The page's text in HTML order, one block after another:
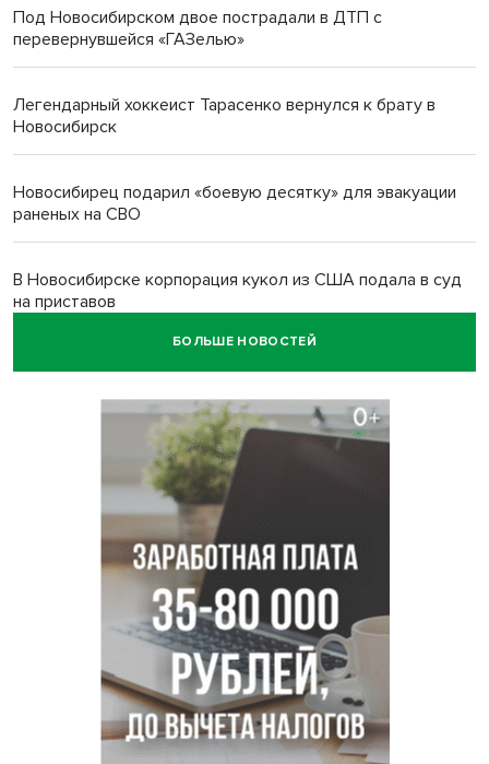
Под Новосибирском двое пострадали в ДТП с
перевернувшейся «ГАЗелью»
Легендарный хоккеист Тарасенко вернулся к брату в
Новосибирск
Новосибирец подарил «боевую десятку» для эвакуации
раненых на СВО
В Новосибирске корпорация кукол из США подала в суд
на приставов
В Новосибирске минздрав объявил бесплатную
В Новосибирске врачи прооперировали 25 тысяч
пациентов с катарактой
Знаменитый орангутан Бату отметил юбилей в
новосибирском зоопарке
Новосибирские хирурги спасли сердце восьмиклассницы
с донорским клапаном
БОЛЬШЕ НОВОСТЕЙ